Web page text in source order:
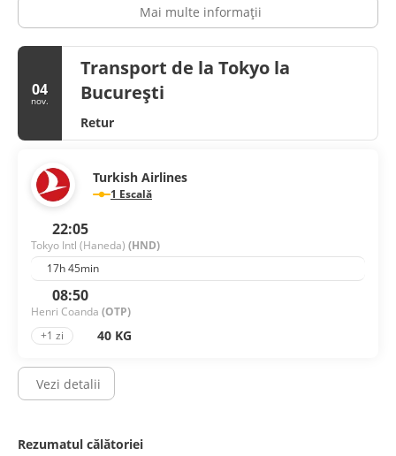
Mai multe informații
04
nov.
Transport de la Tokyo la
București
Retur
Turkish Airlines
1 Escală
22:05
Tokyo Intl (Haneda) (HND)
17h 45min
08:50
Henri Coanda (OTP)
+1 zi
40 KG
Vezi detalii
Rezumatul călătoriei